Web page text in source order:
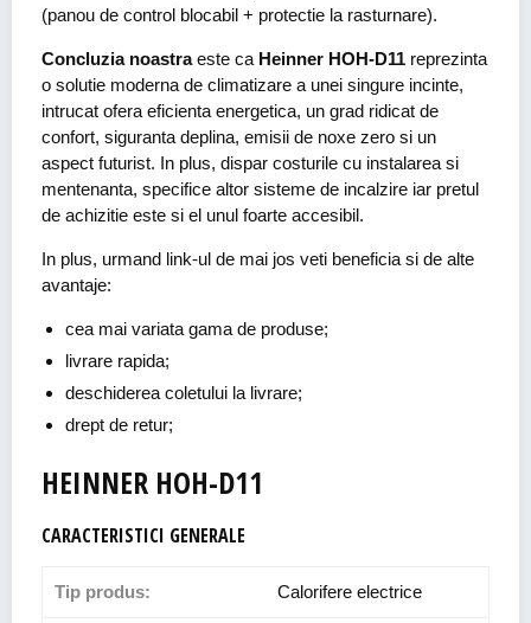
(panou de control blocabil + protectie la rasturnare).
Concluzia noastraeste ca Heinner HOH-D11 reprezinta
o solutie moderna de climatizare a unei singure incinte,
intrucat ofera eficienta energetica, un grad ridicat de
confort, siguranta deplina, emisii de noxe zero si un
aspect futurist. In plus, dispar costurile cu instalarea si
mentenanta, specifice altor sisteme de incalzire iar pretul
de achizitie este si el unul foarte accesibil.
In plus, urmand link-ul de mai jos veti beneficia si de alte
avantaje:
cea mai variata gama de produse;
livrare rapida;
deschiderea coletului la livrare;
drept de retur;
HEINNER HOH-D11
CARACTERISTICI GENERALE
Tip produs: Calorifere electrice